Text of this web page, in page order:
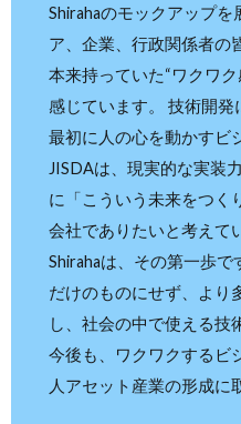
Shirahaのモックアップ
ア、企業、行政関係者の
本来持っていた“ワクワ
感じています。 技術開発
最初に人の心を動かすビ
JISDAは、現実的な実装
に「こういう未来をつく
会社でありたいと考えて
Shirahaは、その第一歩
だけのものにせず、より
し、社会の中で使える技
今後も、ワクワクするビ
人アセット産業の形成に